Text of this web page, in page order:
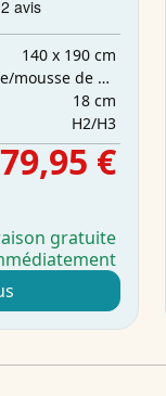
140 x 190 cm
Mousse viscoélastique/mousse de confort
18 cm
H2/H3
€
gratuite